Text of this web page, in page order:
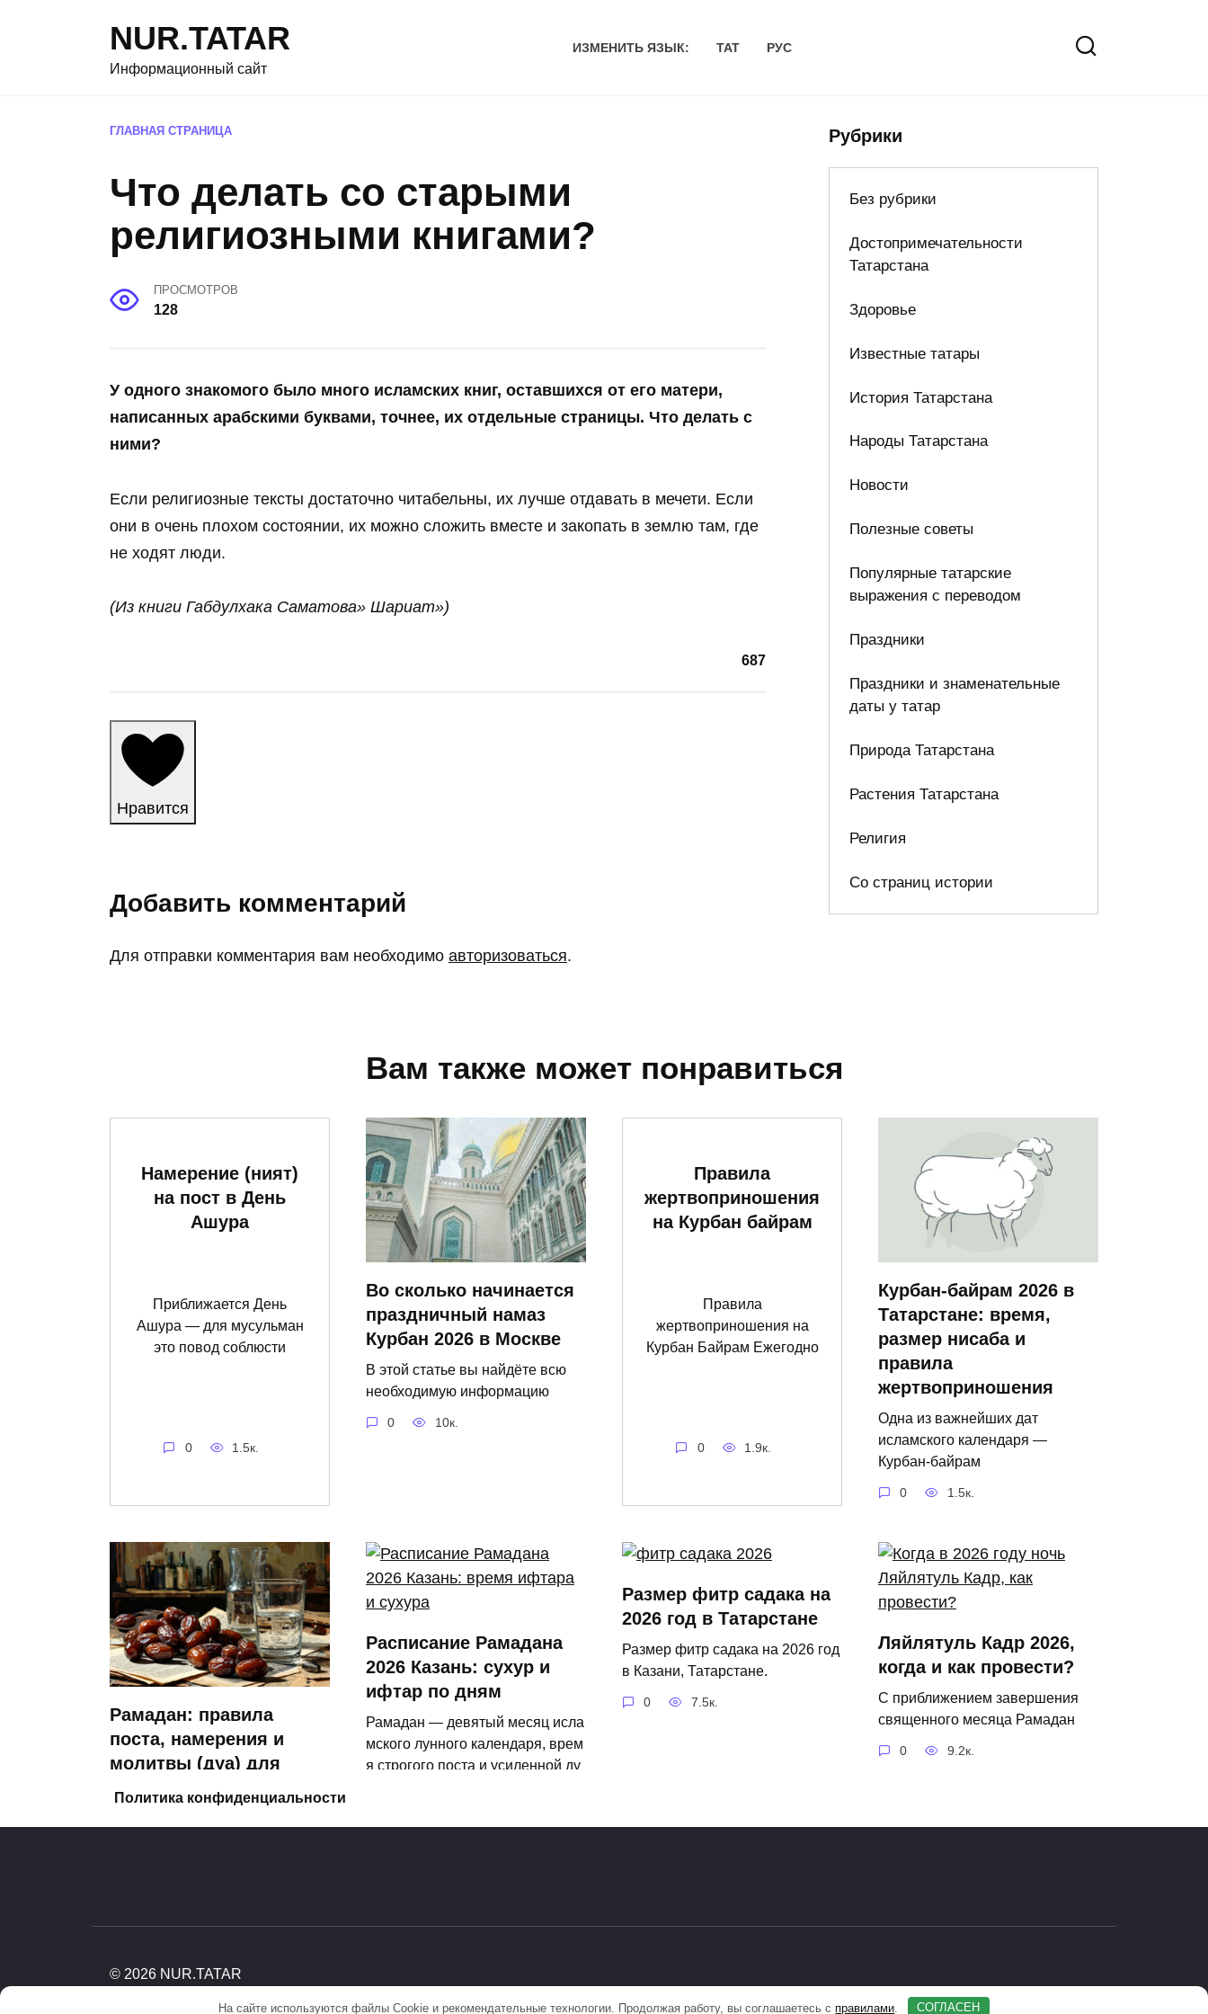
NUR.TATAR
Информационный сайт
ИЗМЕНИТЬ ЯЗЫК: ТАТ РУС
ГЛАВНАЯ СТРАНИЦА
Что делать со старыми
религиозными книгами?
ПРОСМОТРОВ
128
У одного знакомого было много исламских книг, оставшихся от его матери,
написанных арабскими буквами, точнее, их отдельные страницы. Что делать с
ними?
Если религиозные тексты достаточно читабельны, их лучше отдавать в мечети. Если
они в очень плохом состоянии, их можно сложить вместе и закопать в землю там, где
не ходят люди.
(Из книги Габдулхака Саматова» Шариат»)
687
Нравится
Добавить комментарий
Для отправки комментария вам необходимо авторизоваться.
Рубрики
Без рубрики
Достопримечательности
Татарстана
Здоровье
Известные татары
История Татарстана
Народы Татарстана
Новости
Полезные советы
Популярные татарские
выражения с переводом
Праздники
Праздники и знаменательные
даты у татар
Природа Татарстана
Растения Татарстана
Религия
Со страниц истории
Вам также может понравиться
Намерение (ният)
на пост в День
Ашура
Приближается День
Ашура — для мусульман
это повод соблюсти
0 1.5к.
Во сколько начинается
праздничный намаз
Курбан 2026 в Москве
В этой статье вы найдёте всю
необходимую информацию
0 10к.
Правила
жертвоприношения
на Курбан байрам
Правила
жертвоприношения на
Курбан Байрам Ежегодно
0 1.9к.
Курбан‑байрам 2026 в
Татарстане: время,
размер нисаба и
правила
жертвоприношения
Одна из важнейших дат
исламского календаря —
Курбан‑байрам
0 1.5к.
Рамадан: правила
поста, намерения и
молитвы (дуа) для
сухура и ифтара
Расписание Рамадана
2026 Казань: сухур и
ифтар по дням
Рамадан — девятый месяц исла
мского лунного календаря, врем
я строгого поста и усиленной ду
Размер фитр садака на
2026 год в Татарстане
Размер фитр садака на 2026 год
в Казани, Татарстане.
0 7.5к.
Ляйлятуль Кадр 2026,
когда и как провести?
С приближением завершения
священного месяца Рамадан
0 9.2к.
Политика конфиденциальности
© 2026 NUR.TATAR
На сайте используются файлы Cookie и рекомендательные технологии. Продолжая работу, вы соглашаетесь с правилами СОГЛАСЕН